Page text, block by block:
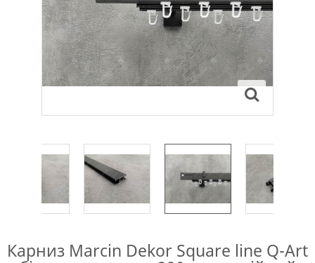
Карниз Marcin Dekor Square line Q-Art